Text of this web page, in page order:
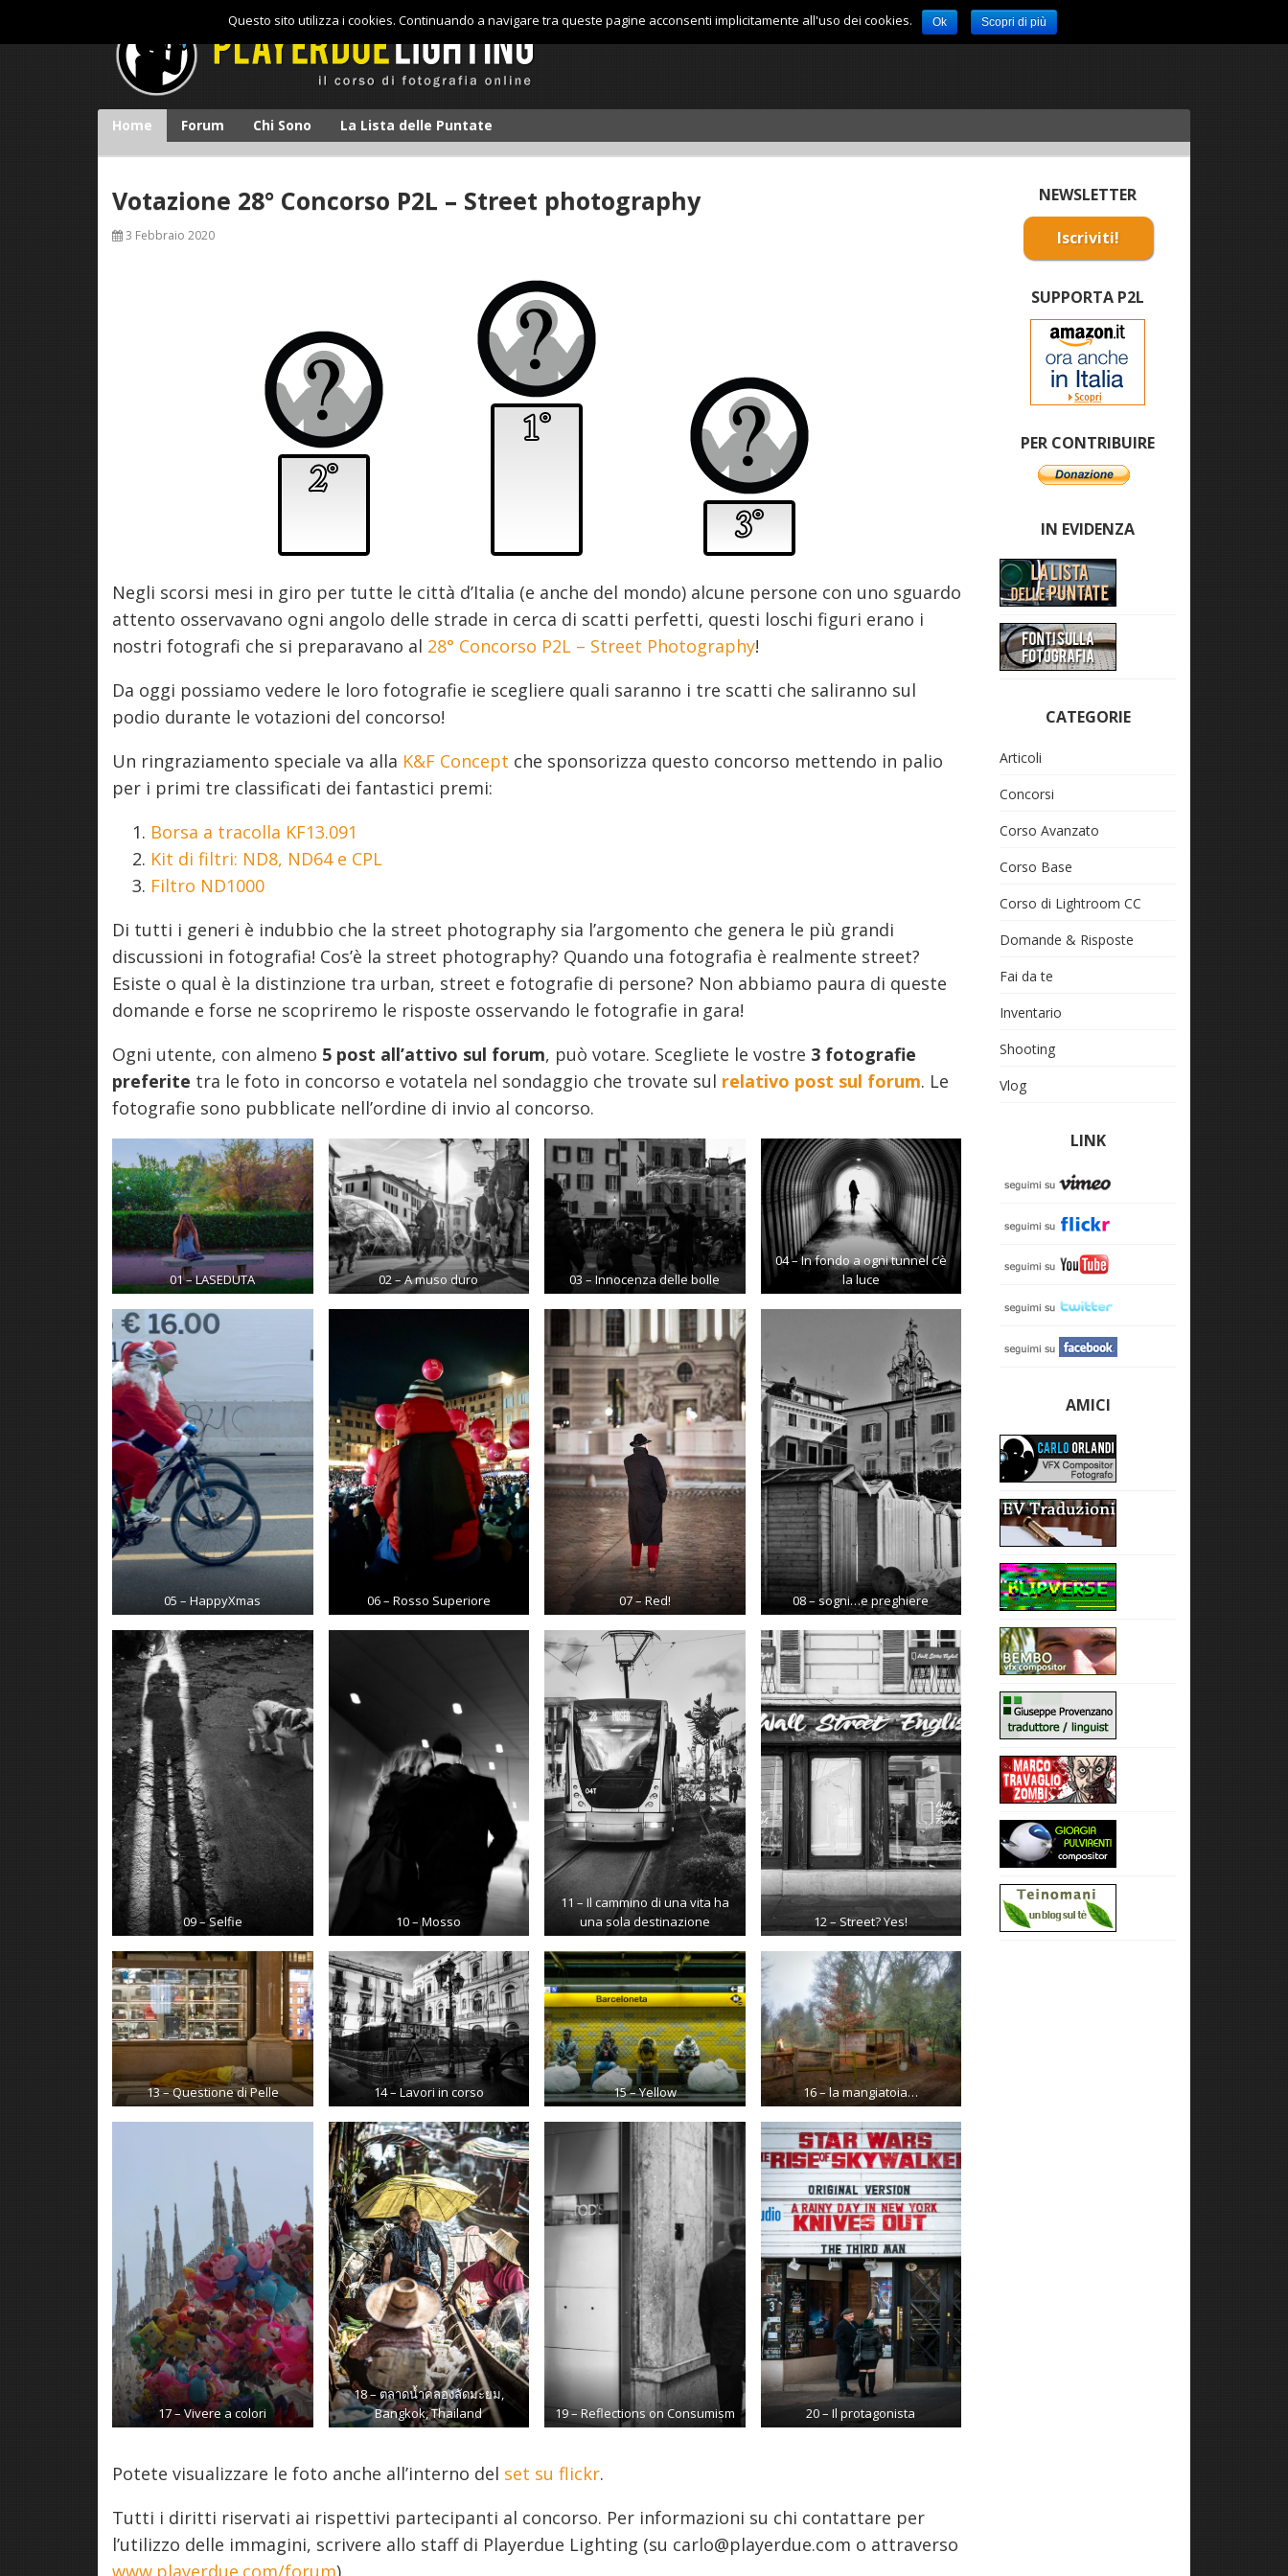
Home Forum Chi Sono La Lista delle Puntate
Votazione 28° Concorso P2L – Street photography
3 Febbraio 2020
Negli scorsi mesi in giro per tutte le città d’Italia (e anche del mondo) alcune persone con uno sguardo
attento osservavano ogni angolo delle strade in cerca di scatti perfetti, questi loschi figuri erano i
nostri fotografi che si preparavano al 28° Concorso P2L – Street Photography!
Da oggi possiamo vedere le loro fotografie ie scegliere quali saranno i tre scatti che saliranno sul
podio durante le votazioni del concorso!
Un ringraziamento speciale va alla K&F Concept che sponsorizza questo concorso mettendo in palio
per i primi tre classificati dei fantastici premi:
Borsa a tracolla KF13.091
Kit di filtri: ND8, ND64 e CPL
Filtro ND1000
Di tutti i generi è indubbio che la street photography sia l’argomento che genera le più grandi
discussioni in fotografia! Cos’è la street photography? Quando una fotografia è realmente street?
Esiste o qual è la distinzione tra urban, street e fotografie di persone? Non abbiamo paura di queste
domande e forse ne scopriremo le risposte osservando le fotografie in gara!
Ogni utente, con almeno 5 post all’attivo sul forum, può votare. Scegliete le vostre 3 fotografie
preferite tra le foto in concorso e votatela nel sondaggio che trovate sul relativo post sul forum. Le
fotografie sono pubblicate nell’ordine di invio al concorso.
01 – LASEDUTA 02 – A muso duro 03 – Innocenza delle bolle
04 – In fondo a ogni tunnel c’è
la luce
05 – HappyXmas 06 – Rosso Superiore 07 – Red! 08 – sogni…e preghiere
09 – Selfie 10 – Mosso
11 – Il cammino di una vita ha
una sola destinazione
12 – Street? Yes!
13 – Questione di Pelle 14 – Lavori in corso 15 – Yellow 16 – la mangiatoia…
17 – Vivere a colori
18 – ตลาดน้ำคลองลัดมะยม,
Bangkok, Thailand
19 – Reflections on Consumism 20 – Il protagonista
Potete visualizzare le foto anche all’interno del set su flickr.
Tutti i diritti riservati ai rispettivi partecipanti al concorso. Per informazioni su chi contattare per
l’utilizzo delle immagini, scrivere allo staff di Playerdue Lighting (su carlo@playerdue.com o attraverso
www.playerdue.com/forum).
NEWSLETTER
Iscriviti!
SUPPORTA P2L
PER CONTRIBUIRE
IN EVIDENZA
CATEGORIE
Articoli
Concorsi
Corso Avanzato
Corso Base
Corso di Lightroom CC
Domande & Risposte
Fai da te
Inventario
Shooting
Vlog
LINK
AMICI
Questo sito utilizza i cookies. Continuando a navigare tra queste pagine acconsenti implicitamente all'uso dei cookies. Ok Scopri di più